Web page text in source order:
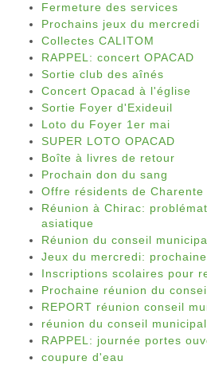
Fermeture des services
Prochains jeux du mercredi
Collectes CALITOM
RAPPEL: concert OPACAD
Sortie club des aînés
Concert Opacad à l'église
Sortie Foyer d'Exideuil
Loto du Foyer 1er mai
SUPER LOTO OPACAD
Boîte à livres de retour
Prochain don du sang
Offre résidents de Charente
Réunion à Chirac:
asiatique
Réunion du conseil
Jeux du mercredi:
Inscriptions scolaires pour
Prochaine réunion du
REPORT réunion conseil
réunion du conseil municipal
RAPPEL: journée portes
coupure d'eau